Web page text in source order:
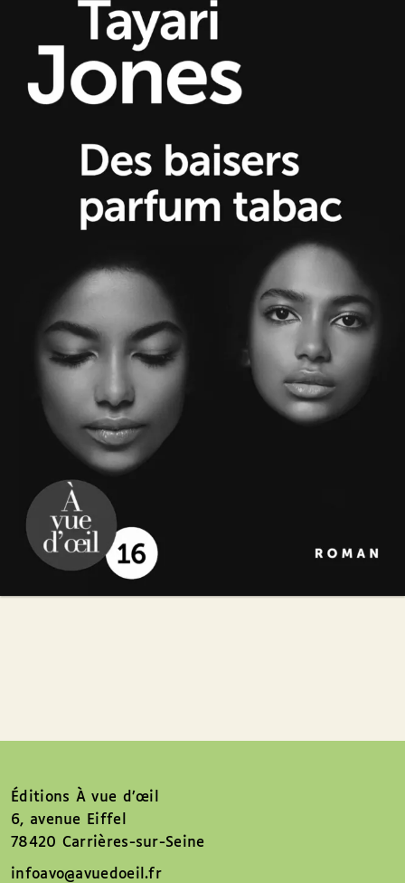
Tayari Jones
Éditions À vue d’œil
6, avenue Eiffel
78420 Carrières-sur-Seine
infoavo@avuedoeil.fr